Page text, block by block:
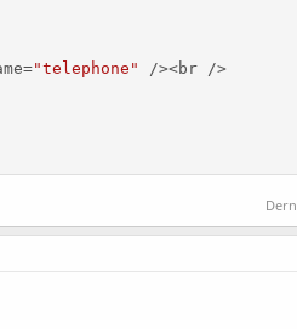
="telephone" /><br />